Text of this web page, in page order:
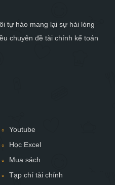
tự hào mang lại sự hài lòng
chuyên đề tài chính kế toán
Youtube
Học Excel
Mua sách
Tạp chí tài chính